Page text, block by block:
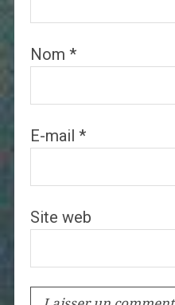
Nom *
E-mail *
Site web